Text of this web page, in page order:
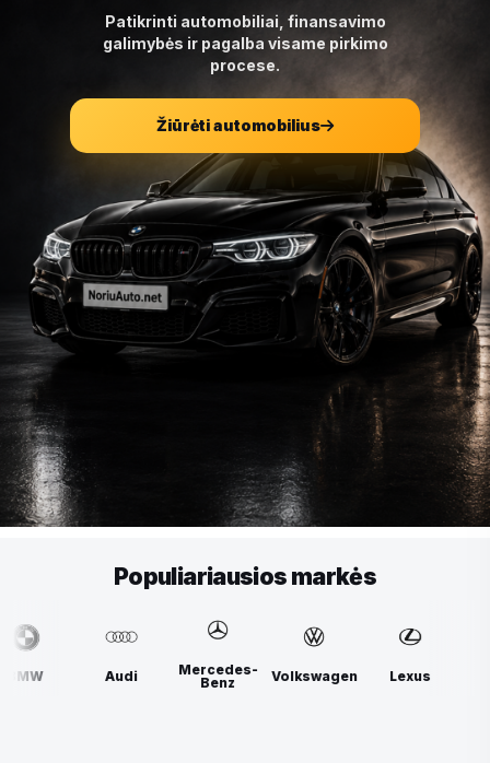
Patikrinti automobiliai, finansavimo
galimybės ir pagalba visame pirkimo
procese.
Žiūrėti automobilius
Populiariausios markės
Mercedes-
Benz
Volkswagen Lexus BMW